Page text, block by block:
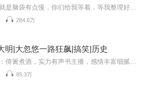
284.6万
明|大忽悠一路狂飙|搞笑|历史
85.3万